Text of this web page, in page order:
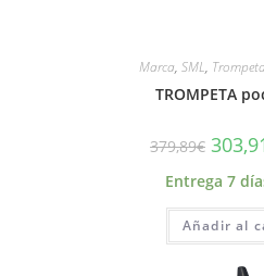
Marca, SML,
TROMPETA
379,89€
Entrega 7
Añadir al